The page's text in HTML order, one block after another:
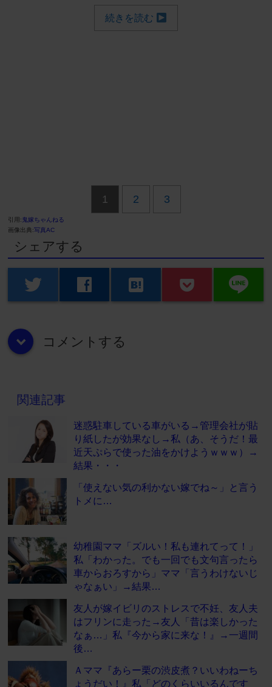
続きを読む
1 2 3
引用: 鬼嫁ちゃんねる
画像出典:写真AC
シェアする
twitter facebook hatenabookmark line
down コメントする
関連記事
迷惑駐車している車がいる→管理会社が貼
り紙したが効果なし→私（あ、そうだ！最
近天ぷらで使った油をかけようｗｗｗ）→
結果・・・
「使えない気の利かない嫁でね～」と言う
トメに…
幼稚園ママ「ズルい！私も連れてって！」
私「わかった。でも一回でも文句言ったら
車からおろすから」ママ「言うわけないじ
ゃなぁい」→結果…
友人が嫁イビリのストレスで不妊、友人夫
はフリンに走った→友人「昔は楽しかった
なぁ…」私『今から家に来な！』→一週間
後…
Ａママ『あらー栗の渋皮煮？いいわねーち
ょうだい！』私「どのくらいいるんです